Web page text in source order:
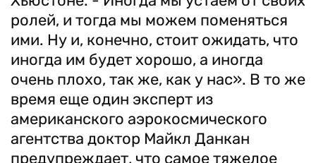
ролей, и тогда мы можем поменяться
ими. Ну и, конечно, стоит ожидать, что
иногда им будет хорошо, а иногда
очень плохо, так же, как у нас». В то же
время еще один эксперт из
американского аэрокосмического
агентства доктор Майкл Данкан
предупреждает, что самое тяжелое